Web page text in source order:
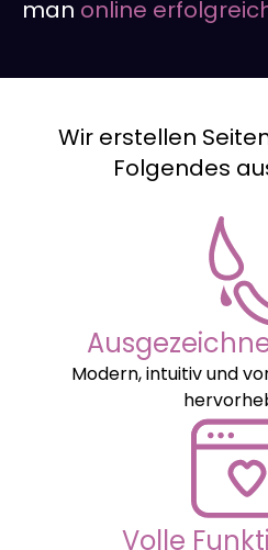
man online
Wir erstellen
Folgendes
Modern, intuitiv und
Volle